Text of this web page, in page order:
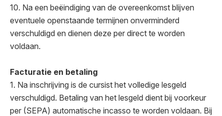
10. Na een beëindiging van de overeenkomst blijven
eventuele openstaande termijnen onverminderd
verschuldigd en dienen deze per direct te worden
voldaan.
Facturatie en betaling
1. Na inschrijving is de cursist het volledige lesgeld
verschuldigd. Betaling van het lesgeld dient bij voorkeur
per (SEPA) automatische incasso te worden voldaan. Bij